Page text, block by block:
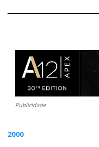
Publicidade
2000